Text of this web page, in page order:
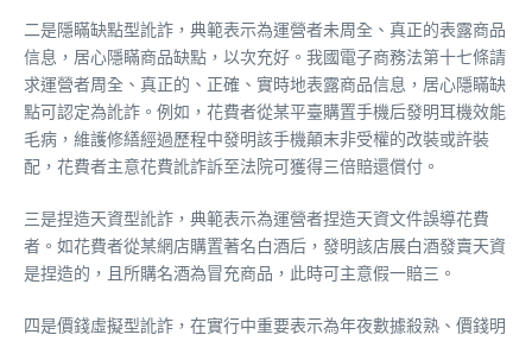
二是隱瞞缺點型訛詐，典範表示為運營者未周全、真正的表露商品
信息，居心隱瞞商品缺點，以次充好。我國電子商務法第十七條請
求運營者周全、真正的、正確、實時地表露商品信息，居心隱瞞缺
點可認定為訛詐。例如，花費者從某平臺購置手機后發明耳機效能
毛病，維護修繕經過歷程中發明該手機顛末非受權的改裝或許裝
配，花費者主意花費訛詐訴至法院可獲得三倍賠還償付。
三是捏造天資型訛詐，典範表示為運營者捏造天資文件誤導花費
者。如花費者從某網店購置著名白酒后，發明該店展白酒發賣天資
是捏造的，且所購名酒為冒充商品，此時可主意假一賠三。
四是價錢虛擬型訛詐，在實行中重要表示為年夜數據殺熟、價錢明